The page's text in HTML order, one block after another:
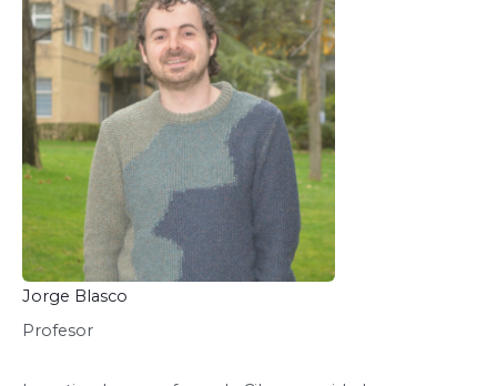
Jorge Blasco
Profesor